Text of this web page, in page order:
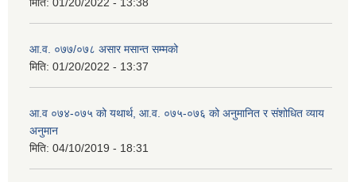
आ.व. ०७७/०७८ असार मसान्त सम्मको
मिति: 01/20/2022 - 13:37
आ.व ०७४-०७५ को यथार्थ, आ.व. ०७५-०७६ को अनुमानित र संशोधित व्याय
अनुमान
मिति: 04/10/2019 - 18:31